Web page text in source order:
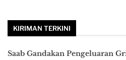
KIRIMAN TERKINI
Saab Gandakan Pengeluaran